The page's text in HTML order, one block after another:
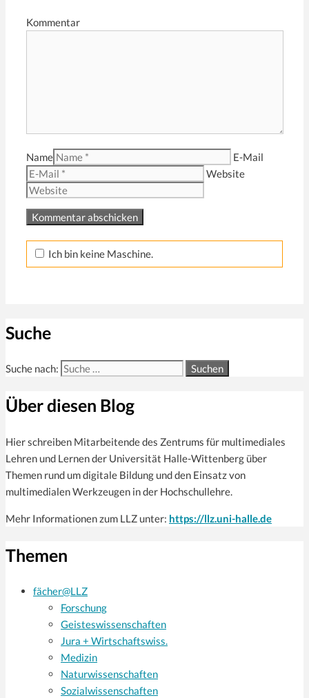
Kommentar
Name
E-Mail
Website
Ich bin keine Maschine.
Suche
Suche nach:
Über diesen Blog
Hier schreiben Mitarbeitende des Zentrums für multi­mediales
Lehren und Lernen der Universität Halle-Wittenberg über
Themen rund um digitale Bildung und den Einsatz von
multimedialen Werkzeugen in der Hochschullehre.
Mehr Informationen zum LLZ unter: https://llz.uni-halle.de
Themen
fächer@LLZ
Forschung
Geisteswissenschaften
Jura + Wirtschaftswiss.
Medizin
Naturwissenschaften
Sozialwissenschaften